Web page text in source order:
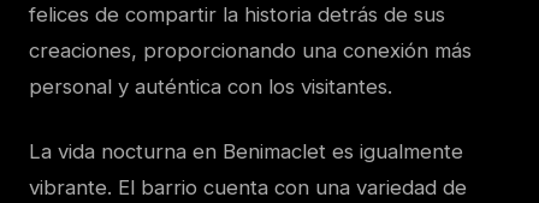
felices de compartir la historia detrás de sus
creaciones, proporcionando una conexión más
personal y auténtica con los visitantes.
La vida nocturna en Benimaclet es igualmente
vibrante. El barrio cuenta con una variedad de